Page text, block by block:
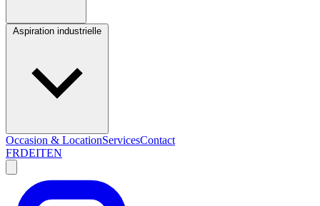
Occasion & LocationServicesContact
FRDEITEN